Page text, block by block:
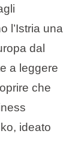
l’Istria una
dal
a leggere
che
ideato